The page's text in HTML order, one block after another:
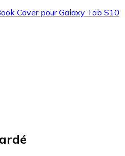
Cover pour Galaxy Tab S10